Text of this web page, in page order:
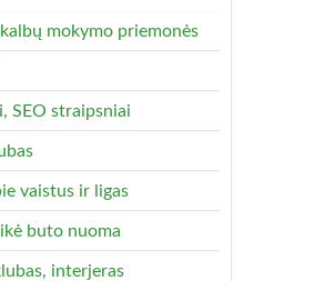
mokymo priemonės
SEO straipsniai
vaistus ir ligas
buto nuoma
interjeras